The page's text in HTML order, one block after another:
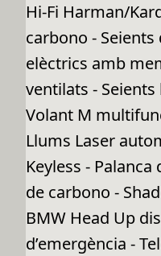
Hi-Fi Harman/
carbono - Seients
elèctrics amb
ventilats -
Volant M
Llums Laser
Keyless -
de carbono -
BMW Head Up
d’emergència -